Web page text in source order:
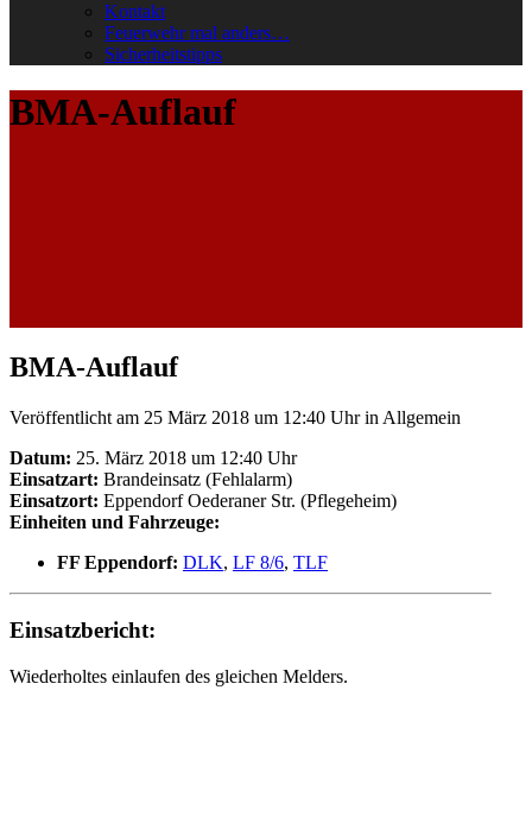
Kontakt
Feuerwehr mal anders…
Sicherheitstipps
BMA-Auflauf
BMA-Auflauf
Veröffentlicht am 25 März 2018 um 12:40 Uhrin Allgemein
Datum: 25. März 2018 um 12:40 Uhr
Einsatzart: Brandeinsatz (Fehlalarm)
Einsatzort: Eppendorf Oederaner Str. (Pflegeheim)
Einheiten und Fahrzeuge:
FF Eppendorf: DLK, LF 8/6, TLF
Einsatzbericht:
Wiederholtes einlaufen des gleichen Melders.